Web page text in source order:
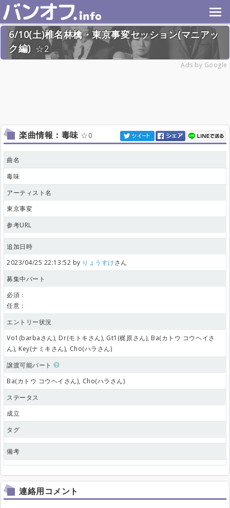
6/10(土)椎名林檎・東京事変セッション(マニアッ
ク編)
2
Ads by Google
楽曲情報：毒味 0
曲名
毒味
アーティスト名
東京事変
参考URL
追加日時
2023/04/25 22:13:52 by りょうすけさん
募集中パート
必須：
任意：
エントリー状況
Vo1(barbaさん), Dr(モトキさん), Gt1(梶原さん), Ba(カトウ コウヘイさ
ん), Key(ナミキさん), Cho(ハラさん)
譲渡可能パート
Ba(カトウ コウヘイさん), Cho(ハラさん)
ステータス
成立
タグ
備考
連絡用コメント